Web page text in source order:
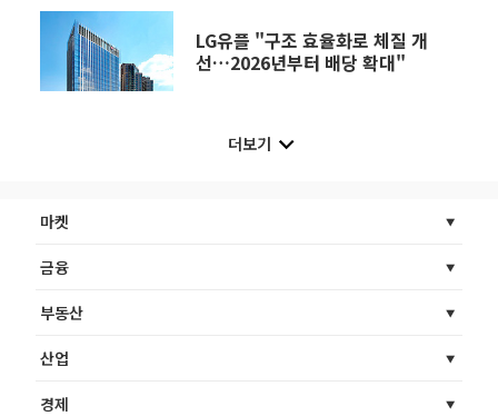
LG유플 "구조 효율화로 체질 개
선…2026년부터 배당 확대"
더보기
마켓
금융
부동산
산업
경제